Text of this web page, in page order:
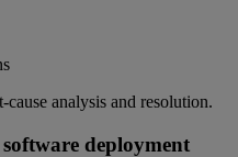
analysis and resolution.
deployment